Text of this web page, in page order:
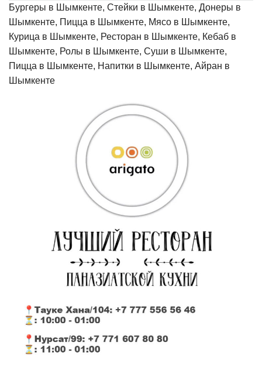
Бургеры в Шымкенте, Стейки в Шымкенте, Донеры в
Шымкенте, Пицца в Шымкенте, Мясо в Шымкенте,
Курица в Шымкенте, Ресторан в Шымкенте, Кебаб в
Шымкенте, Ролы в Шымкенте, Суши в Шымкенте,
Пицца в Шымкенте, Напитки в Шымкенте, Айран в
Шымкенте